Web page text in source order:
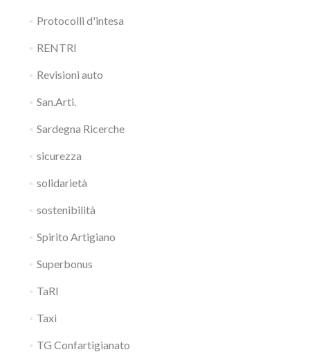
Protocolli d'intesa
RENTRI
Revisioni auto
San.Arti.
Sardegna Ricerche
sicurezza
solidarietà
sostenibilità
Spirito Artigiano
Superbonus
TaRI
Taxi
TG Confartigianato